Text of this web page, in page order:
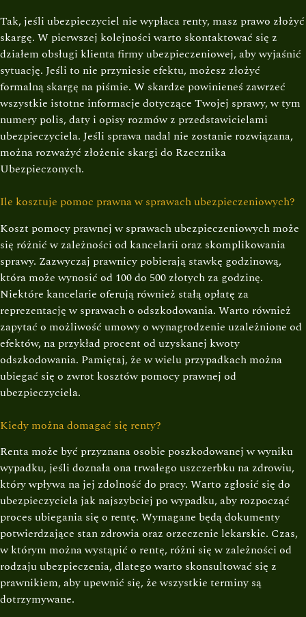
Tak, jeśli ubezpieczyciel nie wypłaca renty, masz prawo złożyć
skargę. W pierwszej kolejności warto skontaktować się z
działem obsługi klienta firmy ubezpieczeniowej, aby wyjaśnić
sytuację. Jeśli to nie przyniesie efektu, możesz złożyć
formalną skargę na piśmie. W skardze powinieneś zawrzeć
wszystkie istotne informacje dotyczące Twojej sprawy, w tym
numery polis, daty i opisy rozmów z przedstawicielami
ubezpieczyciela. Jeśli sprawa nadal nie zostanie rozwiązana,
można rozważyć złożenie skargi do Rzecznika
Ubezpieczonych.
Ile kosztuje pomoc prawna w sprawach ubezpieczeniowych?
Koszt pomocy prawnej w sprawach ubezpieczeniowych może
się różnić w zależności od kancelarii oraz skomplikowania
sprawy. Zazwyczaj prawnicy pobierają stawkę godzinową,
która może wynosić od 100 do 500 złotych za godzinę.
Niektóre kancelarie oferują również stałą opłatę za
reprezentację w sprawach o odszkodowania. Warto również
zapytać o możliwość umowy o wynagrodzenie uzależnione od
efektów, na przykład procent od uzyskanej kwoty
odszkodowania. Pamiętaj, że w wielu przypadkach można
ubiegać się o zwrot kosztów pomocy prawnej od
ubezpieczyciela.
Kiedy można domagać się renty?
Renta może być przyznana osobie poszkodowanej w wyniku
wypadku, jeśli doznała ona trwałego uszczerbku na zdrowiu,
który wpływa na jej zdolność do pracy. Warto zgłosić się do
ubezpieczyciela jak najszybciej po wypadku, aby rozpocząć
proces ubiegania się o rentę. Wymagane będą dokumenty
potwierdzające stan zdrowia oraz orzeczenie lekarskie. Czas,
w którym można wystąpić o rentę, różni się w zależności od
rodzaju ubezpieczenia, dlatego warto skonsultować się z
prawnikiem, aby upewnić się, że wszystkie terminy są
dotrzymywane.